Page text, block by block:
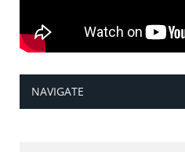
NAVIGATE